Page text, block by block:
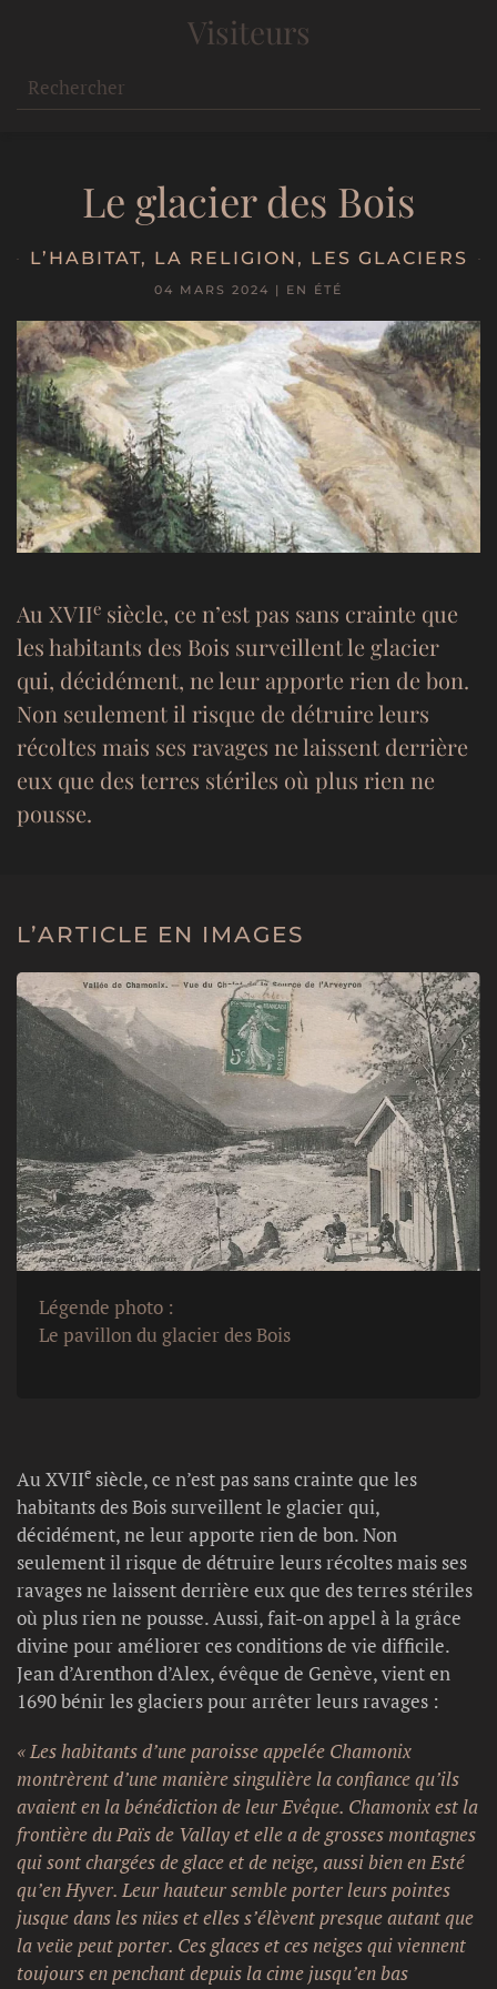
Visiteurs
Le glacier des Bois
L’HABITAT, LA RELIGION , LES GLACIERS
04 MARS 2024 | EN ÉTÉ
Au XVIIe siècle, ce n’est pas sans crainte que
les habitants des Bois surveillent le glacier
qui, décidément, ne leur apporte rien de bon.
Non seulement il risque de détruire leurs
récoltes mais ses ravages ne laissent derrière
eux que des terres stériles où plus rien ne
pousse.
L’ARTICLE EN IMAGES
Légende photo :
Le pavillon du glacier des Bois
Au XVIIe siècle, ce n’est pas sans crainte que les
habitants des Bois surveillent le glacier qui,
décidément, ne leur apporte rien de bon. Non
seulement il risque de détruire leurs récoltes mais ses
ravages ne laissent derrière eux que des terres stériles
où plus rien ne pousse. Aussi, fait-on appel à la grâce
divine pour améliorer ces conditions de vie difficile.
Jean d’Arenthon d’Alex, évêque de Genève, vient en
1690 bénir les glaciers pour arrêter leurs ravages :
« Les habitants d’une paroisse appelée Chamonix
montrèrent d’une manière singulière la confiance qu’ils
avaient en la bénédiction de leur Evêque. Chamonix est la
frontière du Païs de Vallay et elle a de grosses montagnes
qui sont chargées de glace et de neige, aussi bien en Esté
qu’en Hyver. Leur hauteur semble porter leurs pointes
jusque dans les nües et elles s’élèvent presque autant que
la veüe peut porter. Ces glaces et ces neiges qui viennent
toujours en penchant depuis la cime jusqu’en bas